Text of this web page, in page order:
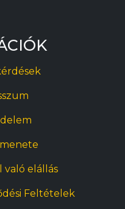
való elállás
Feltételek